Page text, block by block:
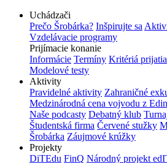
Uchádzači
Prečo Šrobárka? Inšpirujte sa
Vzdelávacie programy
Prijímacie konanie
Informácie Termíny Kritériá prijatia
Modelové testy
Aktivity
Pravidelné aktivity Zahraničné
Medzinárodná cena vojvodu z
Naše podcasty Debatný klub
Študentská firma Červené stužky
Šrobárka Záujmové krúžky
Projekty
DiTEdu FinQ Národný projekt